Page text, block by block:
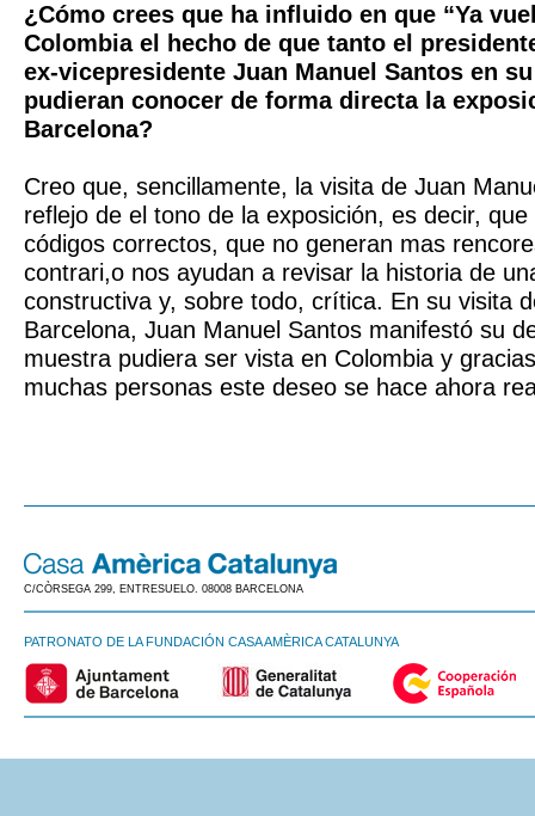
¿Cómo crees que ha influido en que “Ya
Colombia el hecho de que tanto el
ex-vicepresidente Juan Manuel Santos en
pudieran conocer de forma directa la
Barcelona?
Creo que, sencillamente, la visita de Juan
reflejo de el tono de la exposición, es decir,
códigos correctos, que no generan mas
contrari,o nos ayudan a revisar la historia de
constructiva y, sobre todo, crítica. En su visita
Barcelona, Juan Manuel Santos manifestó su
muestra pudiera ser vista en Colombia y
muchas personas este deseo se hace ahora
C/CÒRSEGA 299, ENTRESUELO. 08008 BARCELONA
PATRONATO DE LA FUNDACIÓN CASA AMÈRICA CATALUNYA